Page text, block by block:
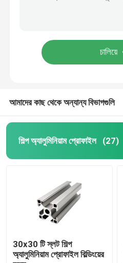
কাস্টমাইজড অ্যালুমিনিয়াম প্রোফাইল
অ্যালুমিনিয়াম প্রোফাইল আনুষাঙ্গিক
এক্সট্রুড অ্যালুমিনিয়াম বার
অ্যালুমিনিয়াম এক্সট্রুশন টিউব
আমাদের কাছ থেকে অন্যান্য বিভাগগুলি
শিল্প অ্যালুমিনিয়াম প্রোফাইল (27)
30x30 টি স্লট শিল্প
অ্যালুমিনিয়াম প্রোফাইল বিল্ডিংয়ের